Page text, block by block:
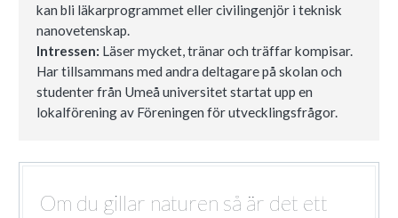
kan bli läkarprogrammet eller civilingenjör i teknisk
nanovetenskap.
Intressen: Läser mycket, tränar och träffar kompisar.
Har tillsammans med andra deltagare på skolan och
studenter från Umeå universitet startat upp en
lokalförening av Föreningen för utvecklingsfrågor.
Om du gillar naturen så är det ett